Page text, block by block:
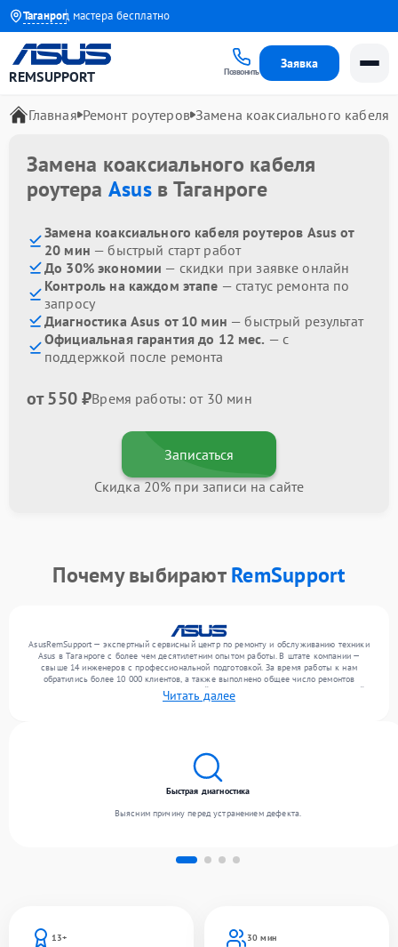
Таганрог
Выезд мастера бесплатно
REMSUPPORT Позвонить
Заявка
Главная Ремонт роутеров Замена коаксиального кабеля
Замена коаксиального кабеля
роутера Asusв Таганроге
Замена коаксиального кабеля роутеров Asus от
20 мин — быстрый старт работ
До 30% экономии — скидки при заявке онлайн
Контроль на каждом этапе — статус ремонта по
запросу
Диагностика Asus от 10 мин — быстрый результат
Официальная гарантия до 12 мес. — с
поддержкой после ремонта
от 550 ₽Время работы: от 30 мин
Записаться
Скидка 20% при записи на сайте
Почему выбираютRemSupport
AsusRemSupport — экспертный сервисный центр по ремонту и обслуживанию техники
Asus в Таганроге с более чем десятилетним опытом работы. В штате компании —
свыше 14 инженеров с профессиональной подготовкой. За время работы к нам
обратились более 10 000 клиентов, а также выполнено общее число ремонтов
превысило 12 000. Ежемесячно в сервисный центр поступает более 300 обращений,
включая , , . Мы работаем с широким спектром неисправностей и гарантируем
Читать далее
13+
30 мин
Быстрая диагностика
Выясним причину перед устранением дефекта.